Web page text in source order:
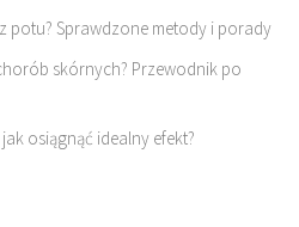
potu? Sprawdzone metody i porady
skórnych? Przewodnik po
osiągnąć idealny efekt?